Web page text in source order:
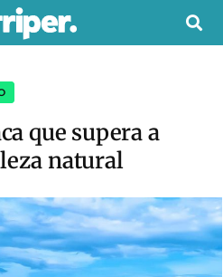
que supera a
natural